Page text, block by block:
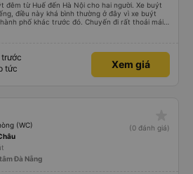
đêm từ Huế đến Hà Nội cho hai người. Xe buýt
điều này khá bình thường ở đây vì xe buýt
phố khác trước đó. Chuyến đi rất thoải mái,
cao 1,80 m như tôi vẫn ngủ ngon. Sau khi
tốt khi thấy công ty xe buýt quan tâm đến
tôi chắc chắn sẽ đi xe của họ lần nữa.
tức
Xem giá
(WC)
(0 đánh giá)
Đà Nẵng